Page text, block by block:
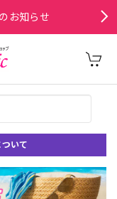
お知らせ
いて